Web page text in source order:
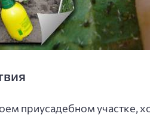
приусадебном участке,